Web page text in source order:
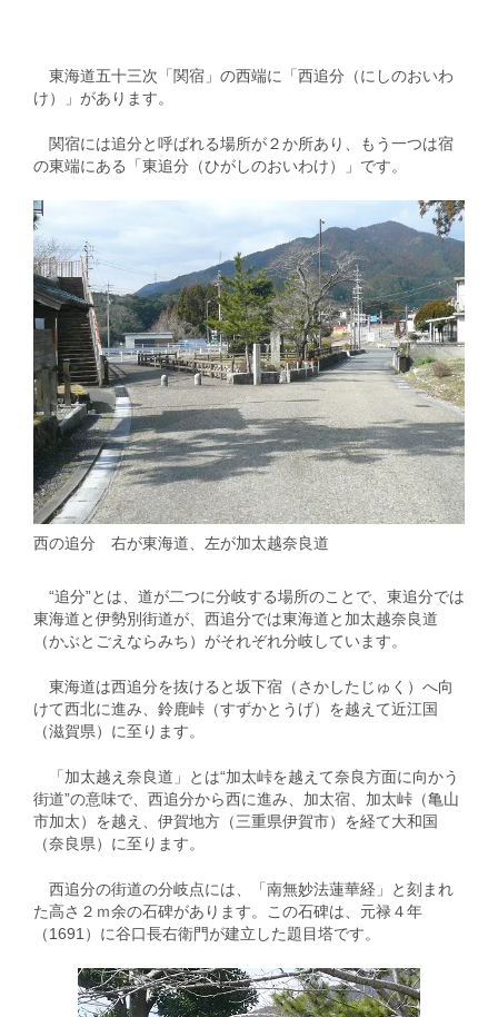
東海道五十三次「関宿」の西端に「西追分（にしのおいわ
け）」があります。
関宿には追分と呼ばれる場所が２か所あり、もう一つは宿
の東端にある「東追分（ひがしのおいわけ）」です。
西の追分 右が東海道、左が加太越奈良道
“追分”とは、道が二つに分岐する場所のことで、東追分では
東海道と伊勢別街道が、西追分では東海道と加太越奈良道
（かぶとごえならみち）がそれぞれ分岐しています。
東海道は西追分を抜けると坂下宿（さかしたじゅく）へ向
けて西北に進み、鈴鹿峠（すずかとうげ）を越えて近江国
（滋賀県）に至ります。
「加太越え奈良道」とは“加太峠を越えて奈良方面に向かう
街道”の意味で、西追分から西に進み、加太宿、加太峠（亀山
市加太）を越え、伊賀地方（三重県伊賀市）を経て大和国
（奈良県）に至ります。
西追分の街道の分岐点には、「南無妙法蓮華経」と刻まれ
た高さ２ｍ余の石碑があります。この石碑は、元禄４年
（1691）に谷口長右衛門が建立した題目塔です。